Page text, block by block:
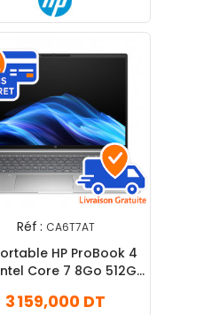
Réf : CA6T7AT
HP ProBook 4
Core 7 8Go 512Go
3 159,000 DT